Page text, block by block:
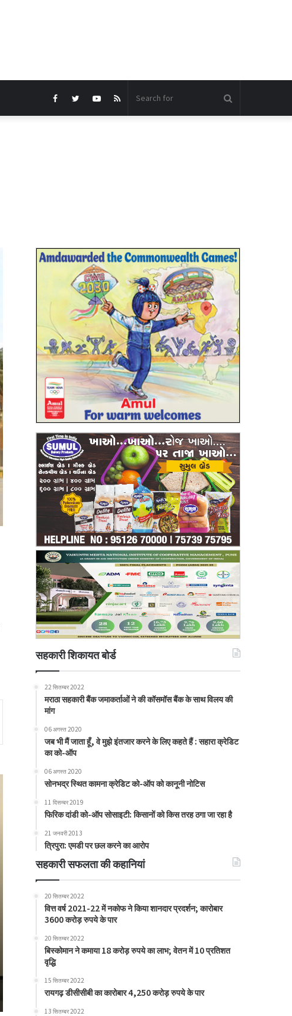
RSS
YouTube
Twitter
Facebook
सहकारी शिकायत बोर्ड
22 सितम्बर 2022
मराठा सहकारी बैंक जमाकर्ताओं ने की कॉसमॉस बैंक के साथ विलय की
मांग
06 अगस्त 2020
जब भी मैं जाता हूँ, वे मुझे इंतजार करने के लिए कहते हैं : सहारा क्रेडिट
का को-ऑप
06 अगस्त 2020
सोनभद्र स्थित कामना क्रेडिट को-ऑप को कानूनी नोटिस
11 दिसम्बर 2019
फिरिक दांडी को-ऑप सोसाइटी: किसानों को किस तरह ठगा जा रहा है
21 जनवरी 2013
त्रिपुरा: एमडी पर छल करने का आरोप
सहकारी सफलता की कहानियां
20 सितम्बर 2022
वित्त वर्ष 2021-22 में नकोफ ने किया शानदार प्रदर्शन; कारोबार
3600 करोड़ रुपये के पार
20 सितम्बर 2022
बिस्कोमान ने कमाया 18 करोड़ रुपये का लाभ; वेतन में 10 प्रतिशत
वृद्धि
15 सितम्बर 2022
रायगढ़ डीसीसीबी का कारोबार 4,250 करोड़ रुपये के पार
13 सितम्बर 2022